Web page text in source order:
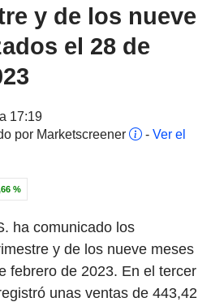
y de los nueve
el 28 de
17:19
por Marketscreener
- Ver el
%
ha comunicado los
y de los nueve meses
febrero de 2023. En el tercer
unas ventas de 443,42